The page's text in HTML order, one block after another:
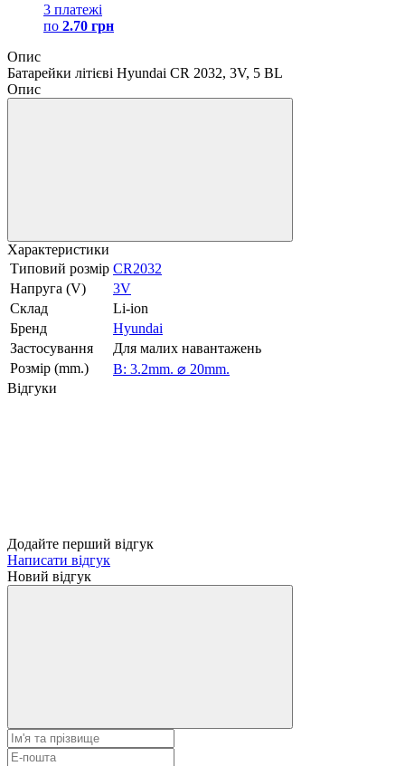
3 платежі
по 2.70 грн
Опис
Батарейки літієві Hyundai CR 2032, 3V, 5 BL
Опис
Характеристики
Типовий розмір CR2032
Напруга (V)
3V
Склад
Li-ion
Бренд
Hyundai
Застосування
Для малих навантажень
Розмір (mm.)
В: 3.2mm. ⌀ 20mm.
Відгуки
Додайте перший відгук
Написати відгук
Новий відгук